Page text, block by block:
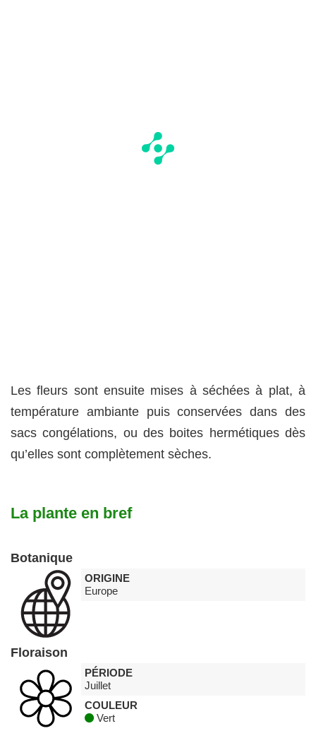
Les fleurs sont ensuite mises à séchées à plat, à
température ambiante puis conservées dans des
sacs congélations, ou des boites hermétiques dès
qu’elles sont complètement sèches.
La plante en bref
Botanique
ORIGINE
Europe
Floraison
PÉRIODE
Juillet
COULEUR
Vert